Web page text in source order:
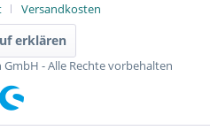
Versandkosten
erklären
- Alle Rechte vorbehalten